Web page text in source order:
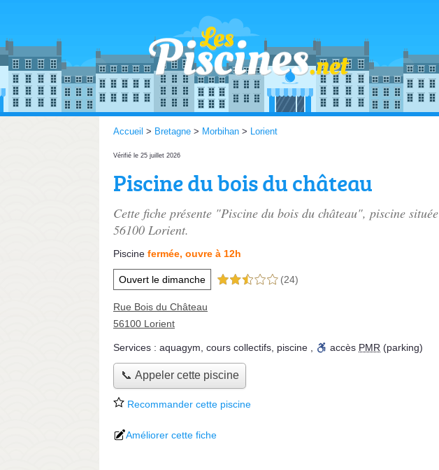
Accueil > Bretagne > Morbihan > Lorient
Vérifié le 25 juillet 2026
Piscine du bois du château
Cette fiche présente "Piscine du bois du château", piscine située
56100 Lorient.
Piscine fermée, ouvre à 12h
Ouvert le dimanche 2,5 étoiles sur 5 (24)
Rue Bois du Château
56100 Lorient
Services : aquagym cours collectifs piscine accès PMR (parking)
📞 Appeler cette piscine
Recommander cette piscine
Améliorer cette fiche